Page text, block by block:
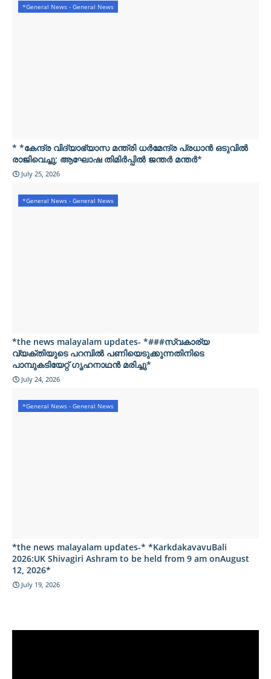
*General News - General News
* *കേന്ദ്ര വിദ്യാഭ്യാസ മന്ത്രി ധർമേന്ദ്ര പ്രധാൻ ഒടുവിൽ
രാജിവെച്ചു; ആഘോഷ തിമിർപ്പിൽ ജന്തർ മന്തർ*
July 25, 2026
*General News - General News
*the news malayalam updates- *###സ്വകാര്യ
വ്യക്തിയുടെ പറമ്പിൽ പണിയെടുക്കുന്നതിനിടെ
പാമ്പുകടിയേറ്റ് ഗൃഹനാഥൻ മരിച്ചു*
July 24, 2026
*General News - General News
*the news malayalam updates-* *KarkdakavavuBali
2026:UK Shivagiri Ashram to be held from 9 am onAugust
12, 2026*
July 19, 2026